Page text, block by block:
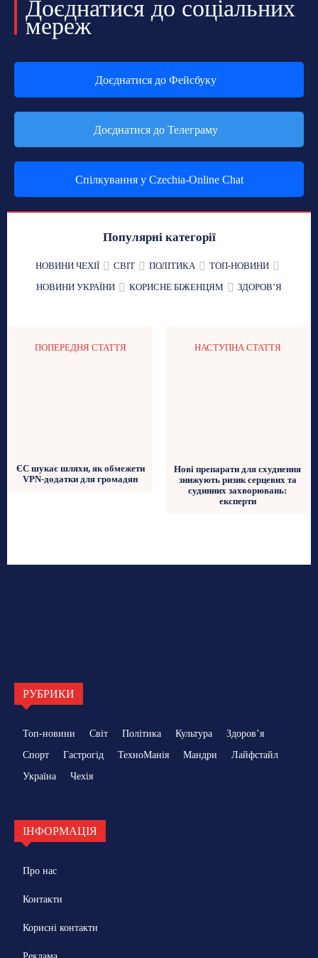
Доєднатися до соціальних
мереж
Доєднатися до Фейсбуку
Доєднатися до Телеграму
Спілкування у Czechia-Online Chat
Популярні категорії
НОВИНИ ЧЕХІЇ СВІТ ПОЛІТИКА
ТОП-НОВИНИ
НОВИНИ УКРАЇНИ
КОРИСНЕ БІЖЕНЦЯМ ЗДОРОВʼЯ
ПОПЕРЕДНЯ СТАТТЯ
ЄС шукає шляхи, як обмежети
VPN-додатки для громадян
НАСТУПНА СТАТТЯ
Нові препарати для схуднення
знижують ризик серцевих та
судинних захворювань:
експерти
РУБРИКИ
Топ-новини Світ Політика Культура
Здоровʼя
Спорт
Гастрогід ТехноМанія Мандри
Лайфстайл
Україна
Чехія
ІНФОРМАЦІЯ
Про нас
Контакти
Корисні контакти